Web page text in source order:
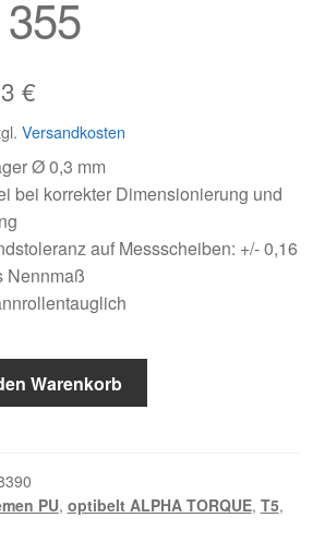
€
€Aktueller
Preis
ist:
15,93 €.
Versandkosten
Ø 0,3 mm
bei korrekter Dimensionierung und
auf Messscheiben: +/- 0,16
Nennmaß
Warenkorb
PU, optibelt ALPHA TORQUE, T5,